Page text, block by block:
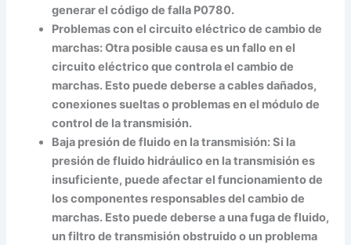
generar el código de falla P0780.
Problemas con el circuito eléctrico de cambio de
marchas: Otra posible causa es un fallo en el
circuito eléctrico que controla el cambio de
marchas. Esto puede deberse a cables dañados,
conexiones sueltas o problemas en el módulo de
control de la transmisión.
Baja presión de fluido en la transmisión: Si la
presión de fluido hidráulico en la transmisión es
insuficiente, puede afectar el funcionamiento de
los componentes responsables del cambio de
marchas. Esto puede deberse a una fuga de fluido,
un filtro de transmisión obstruido o un problema